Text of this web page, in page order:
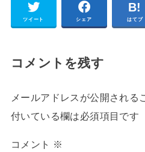
ツイート シェア はてブ
コメントを残す
メールアドレスが公開される
付いている欄は必須項目です
コメント ※